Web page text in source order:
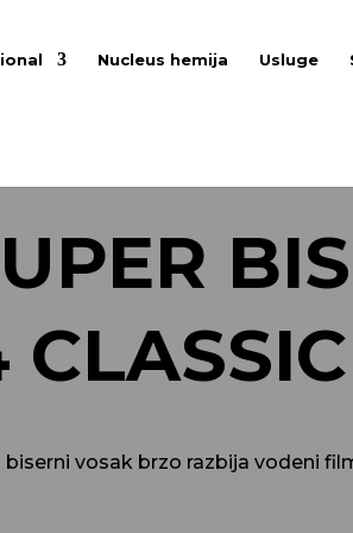
Nucleus hemija Usluge
vosak brzo razbija vodeni